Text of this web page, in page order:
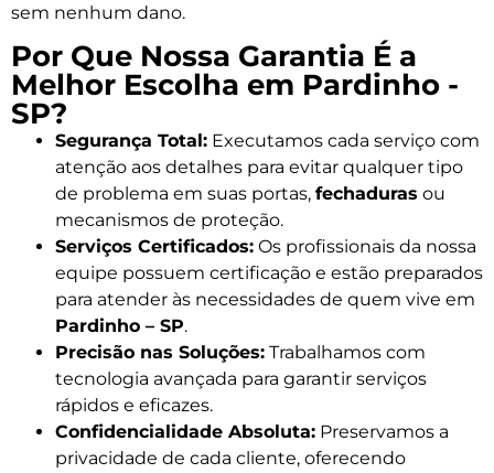
sem nenhum dano.
Por Que Nossa Garantia É a
Melhor Escolha em Pardinho -
SP?
Segurança Total: Executamos cada serviço com
atenção aos detalhes para evitar qualquer tipo
de problema em suas portas, fechaduras ou
mecanismos de proteção.
Serviços Certificados: Os profissionais da nossa
equipe possuem certificação e estão preparados
para atender às necessidades de quem vive em
Pardinho – SP.
Precisão nas Soluções: Trabalhamos com
tecnologia avançada para garantir serviços
rápidos e eficazes.
Confidencialidade Absoluta: Preservamos a
privacidade de cada cliente, oferecendo